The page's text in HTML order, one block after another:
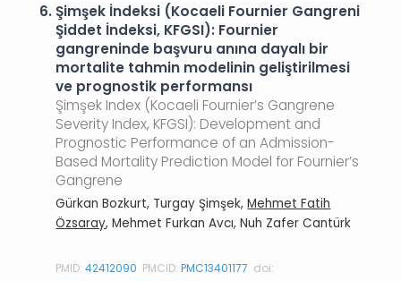
6.Şimşek İndeksi (Kocaeli Fournier Gangreni
Şiddet İndeksi, KFGSI): Fournier
gangreninde başvuru anına dayalı bir
mortalite tahmin modelinin geliştirilmesi
ve prognostik performansı
Şimşek Index (Kocaeli Fournier’s Gangrene
Severity Index, KFGSI): Development and
Prognostic Performance of an Admission-
Based Mortality Prediction Model for Fournier’s
Gangrene
Gürkan Bozkurt, Turgay Şimşek,Mehmet Fatih
Özsaray, Mehmet Furkan Avcı, Nuh Zafer Cantürk
PMID:42412090 PMCID:PMC13401177 doi: